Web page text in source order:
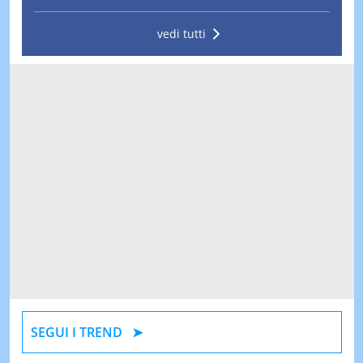
vedi tutti
SEGUI I TREND